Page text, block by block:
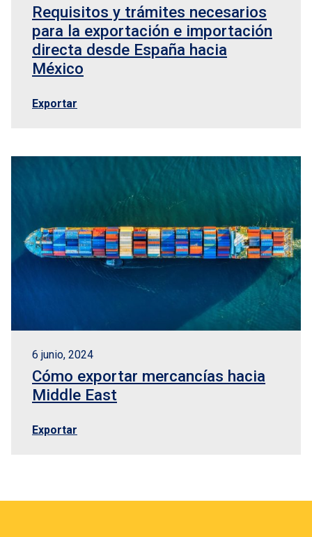
Requisitos y trámites necesarios
para la exportación e importación
directa desde España hacia
México
Exportar
6 junio, 2024
Cómo exportar mercancías hacia
Middle East
Exportar